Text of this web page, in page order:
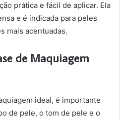
prática e fácil de aplicar. Ela
e é indicada para peles
mais acentuadas.
de Maquiagem
ideal, é importante
de pele, o tom de pele e o